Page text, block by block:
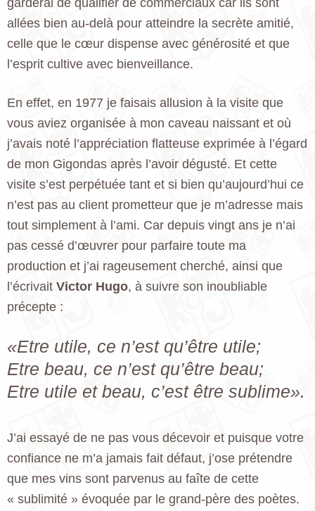
garderai de qualifier de commerciaux car ils sont
allées bien au-delà pour atteindre la secrète amitié,
celle que le cœur dispense avec générosité et que
l’esprit cultive avec bienveillance.
En effet, en 1977 je faisais allusion à la visite que
vous aviez organisée à mon caveau naissant et où
j’avais noté l’appréciation flatteuse exprimée à l’égard
de mon Gigondas après l’avoir dégusté. Et cette
visite s’est perpétuée tant et si bien qu’aujourd’hui ce
n’est pas au client prometteur que je m’adresse mais
tout simplement à l’ami. Car depuis vingt ans je n’ai
pas cessé d’œuvrer pour parfaire toute ma
production et j’ai rageusement cherché, ainsi que
l’écrivait Victor Hugo, à suivre son inoubliable
précepte :
«Etre utile, ce n’est qu’être utile;
Etre beau, ce n’est qu’être beau;
Etre utile et beau, c’est être sublime».
J’ai essayé de ne pas vous décevoir et puisque votre
confiance ne m’a jamais fait défaut, j’ose prétendre
que mes vins sont parvenus au faîte de cette
« sublimité » évoquée par le grand-père des poètes.